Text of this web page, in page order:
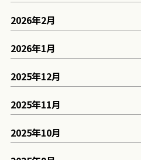
2026年2月
2026年1月
2025年12月
2025年11月
2025年10月